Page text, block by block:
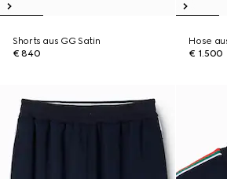
Shorts aus GG Satin
€ 840
Hose
€ 1.500